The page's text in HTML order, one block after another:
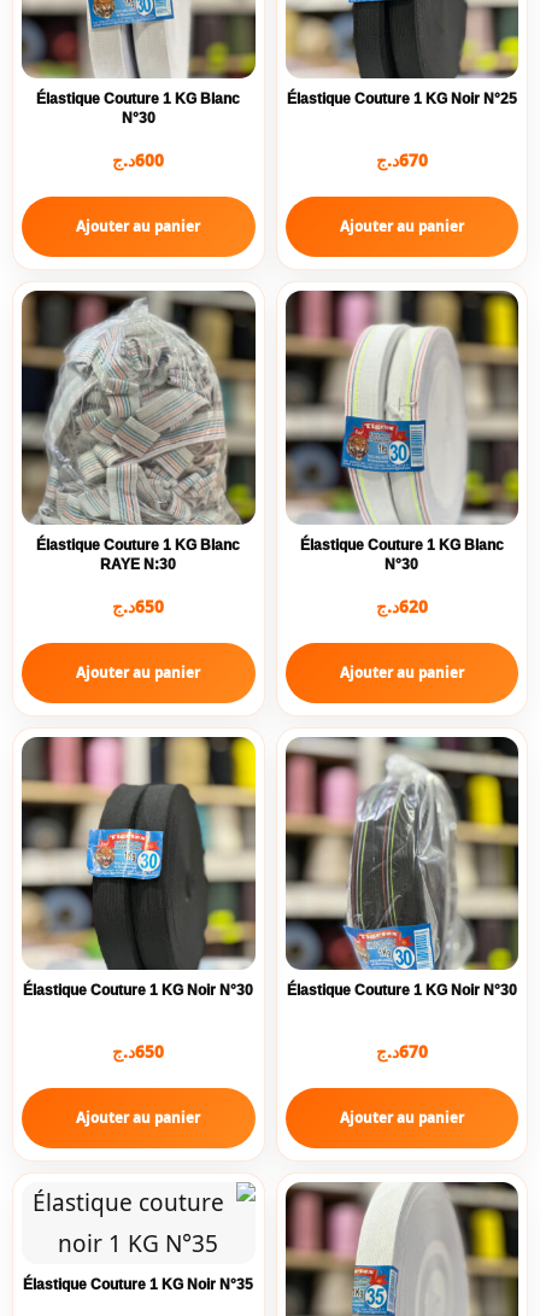
Élastique Couture 1 KG Noir N°25
670د.ج
Ajouter au panier
Élastique Couture 1 KG Blanc
N°30
600د.ج
Ajouter au panier
Élastique Couture 1 KG Blanc
N°30
620د.ج
Ajouter au panier
Élastique Couture 1 KG Blanc
RAYE N:30
650د.ج
Ajouter au panier
Élastique Couture 1 KG Noir N°30
670د.ج
Ajouter au panier
Élastique Couture 1 KG Noir N°30
650د.ج
Ajouter au panier
Élastique Couture 1 KG Noir N°35